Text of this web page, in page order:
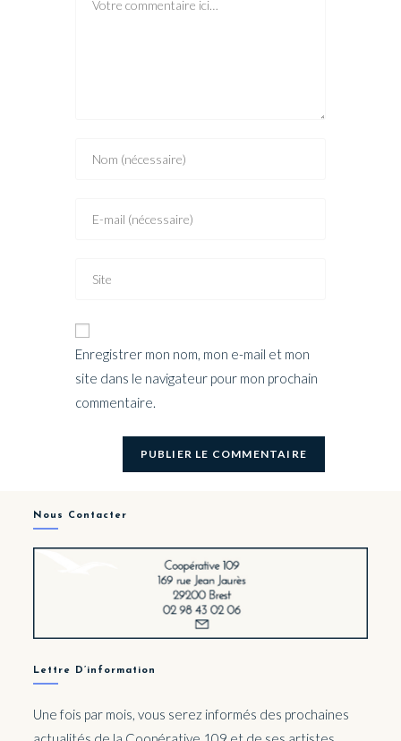
Enregistrer mon nom, mon e-mail et mon
site dans le navigateur pour mon prochain
commentaire.
Nous Contacter
Lettre D’information
Une fois par mois, vous serez informés des prochaines